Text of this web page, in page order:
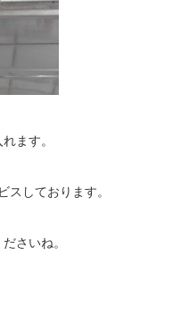
ます。
スしております。
さいね。